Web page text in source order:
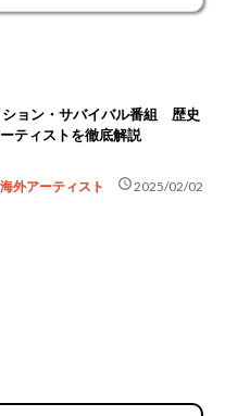
ション・サバイバル番組 歴史
ティストを徹底解説
外アーティスト schedule2025/02/02